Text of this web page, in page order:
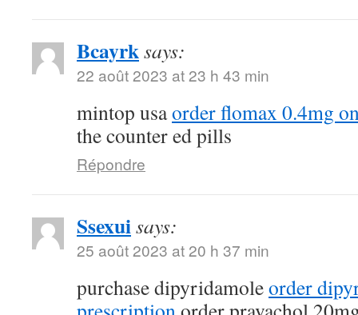
Bcayrksays:
22 août 2023 at 23 h 43 min
mintop usaorder flomax 0.4mg
the counter ed pills
Répondre
Ssexuisays:
25 août 2023 at 20 h 37 min
purchase dipyridamoleorder